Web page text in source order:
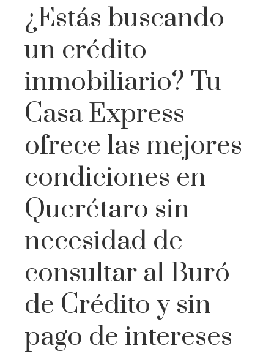
¿Estás buscando
un crédito
inmobiliario? Tu
Casa Express
ofrece las mejores
condiciones en
Querétaro sin
necesidad de
consultar al Buró
de Crédito y sin
pago de intereses